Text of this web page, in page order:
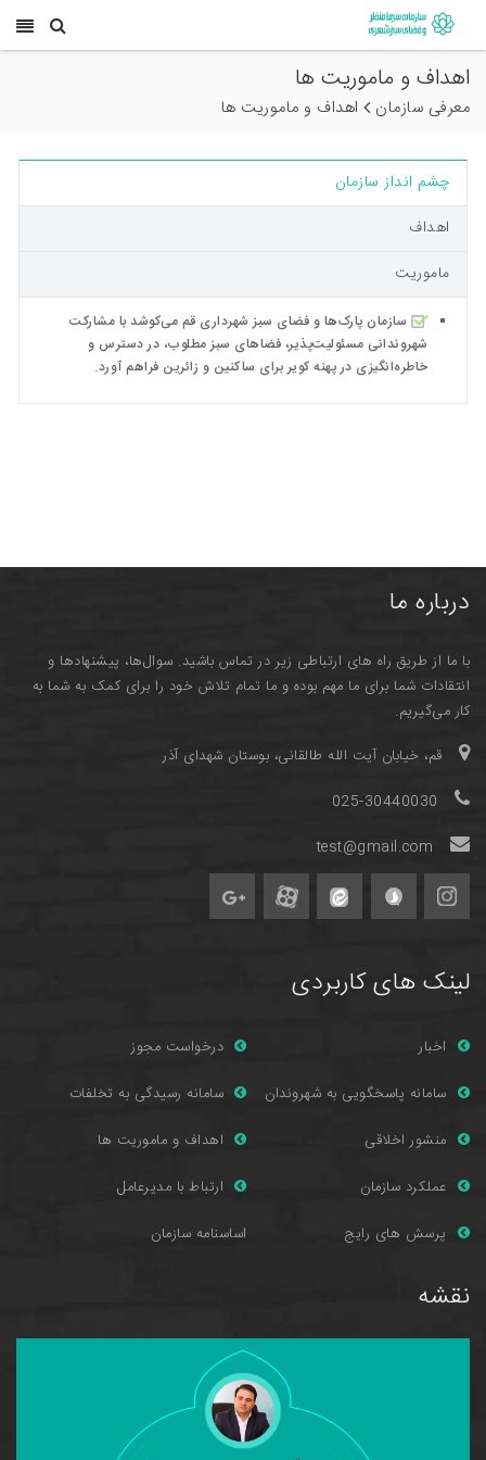
اهداف و ماموریت ها
معرفی سازمان اهداف و ماموریت ها
چشم انداز سازمان
اهداف
ماموریت
سازمان پارک‌ها و فضای سبز شهرداری قم می‌کوشد با مشارکت
شهروندانی مسئولیت‌پذیر، فضاهای سبز مطلوب، در دسترس و
خاطره‌انگیزی در پهنه کویر برای ساکنین و زائرین فراهم آورد.
درباره ما
با ما از طریق راه های ارتباطی زیر در تماس باشید. سوال‌ها، پیشنهادها و
انتقادات شما برای ما مهم بوده و ما تمام تلاش خود را برای کمک به شما به
کار می‌گیریم.
قم، خیابان آیت الله طالقانی، بوستان شهدای آذر
025-30440030
test@gmail.com
لینک های کاربردی
اخبار
درخواست مجوز
سامانه پاسخگویی به شهروندان
سامانه رسیدگی به تخلفات
منشور اخلاقی
اهداف و ماموریت ها
عملکرد سازمان
ارتباط با مدیرعامل
پرسش های رایج اساسنامه سازمان
نقشه